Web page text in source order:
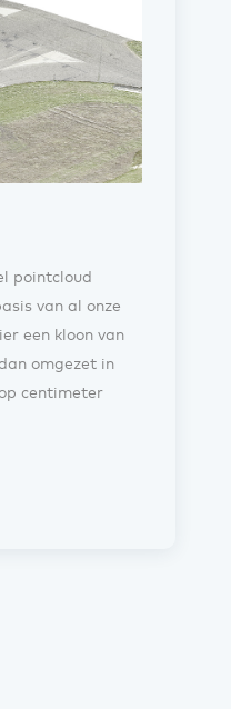
pointcloud
van al onze
een kloon van
omgezet in
centimeter